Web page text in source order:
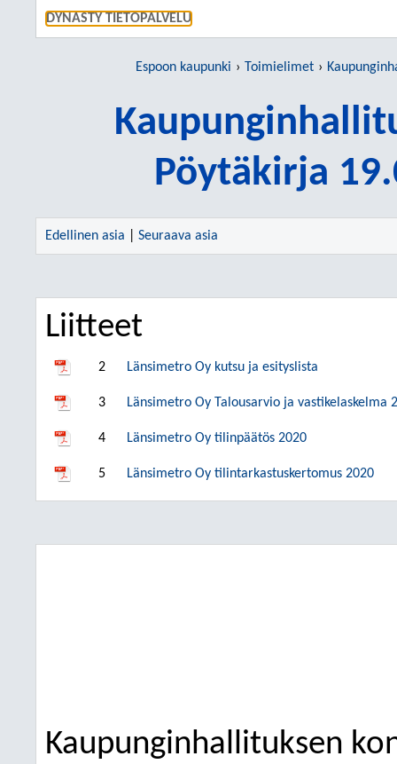
DYNASTY TIETOPALVELU
Espoon kaupunki Toimielimet
Pöytäkirja
Edellinen asia Seuraava asia
Liitteet
2 Länsimetro Oy kutsu ja esityslista
3 Länsimetro Oy Talousarvio ja vastikelaskelma
4 Länsimetro Oy tilinpäätös 2020
5 Länsimetro Oy tilintarkastuskertomus 2020
Kaupunginhallituksen